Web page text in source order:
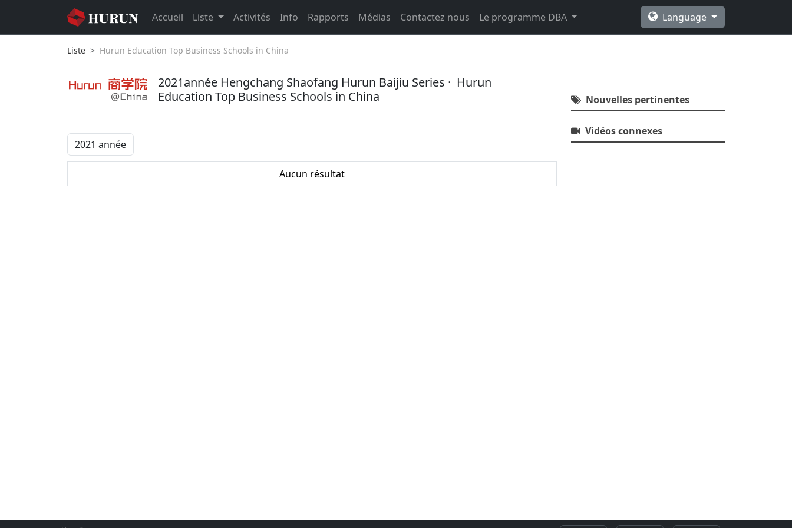
Accueil Liste Activités Info Rapports Médias Contactez nous Le programme DBA Language
Liste Hurun Education Top Business Schools in China
2021année Hengchang Shaofang Hurun Baijiu Series · Hurun
Education Top Business Schools in China
Aucun résultat
Nouvelles pertinentes
Vidéos connexes